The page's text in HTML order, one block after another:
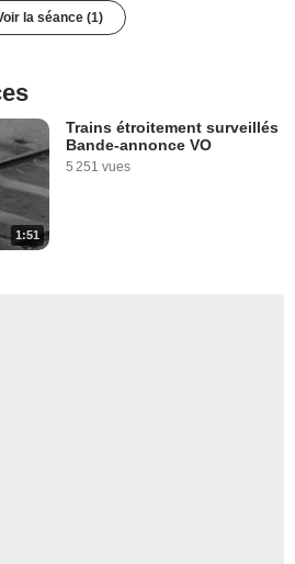
la séance (1)
1:51
Trains étroitement surveillés
Bande-annonce VO
5 251 vues